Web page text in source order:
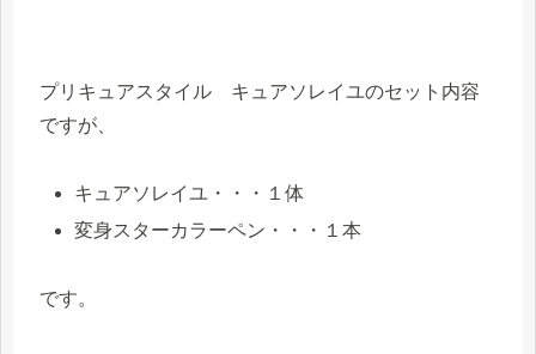
プリキュアスタイル キュアソレイユのセット内容
ですが、
キュアソレイユ・・・１体
変身スターカラーペン・・・１本
です。